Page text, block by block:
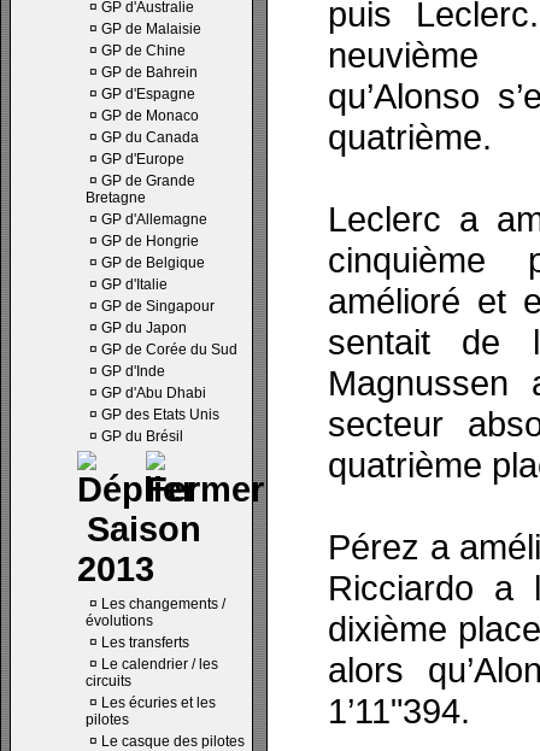
¤ GP d'Australie
¤ GP de Malaisie
¤ GP de Chine
¤ GP de Bahrein
¤ GP d'Espagne
¤ GP de Monaco
¤ GP du Canada
¤ GP d'Europe
¤ GP de Grande
Bretagne
¤ GP d'Allemagne
¤ GP de Hongrie
¤ GP de Belgique
¤ GP d'Italie
¤ GP de Singapour
¤ GP du Japon
¤ GP de Corée du Sud
¤ GP d'Inde
¤ GP d'Abu Dhabi
¤ GP des Etats Unis
¤ GP du Brésil
Saison
2013
¤ Les changements /
évolutions
¤ Les transferts
¤ Le calendrier / les
circuits
¤ Les écuries et les
pilotes
¤ Le casque des pilotes
puis
qu’Alonso
quatrième.
Leclerc a
cinquième
amélioré et
sentait de
secteur
quatrième
Pérez a
Ricciardo a
dixième
alors
1’11"394.